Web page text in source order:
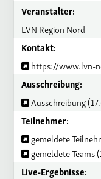
Veranstalter:
LVN Region Nord
Kontakt:
https://www.lvn-
Ausschreibung:
Ausschreibung
Teilnehmer:
gemeldete
gemeldete Teams
Live-Ergebnisse: